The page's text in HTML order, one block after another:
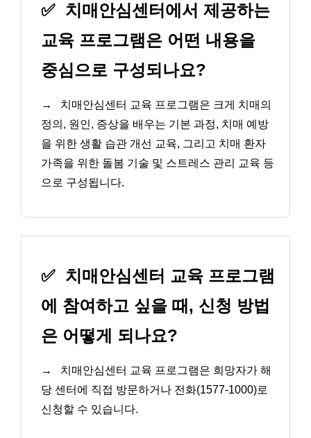
✅ 치매안심센터에서 제공하는
교육 프로그램은 어떤 내용을
중심으로 구성되나요?
→
치매안심센터 교육 프로그램은 크게 치매의
정의, 원인, 증상을 배우는 기본 과정, 치매 예방
을 위한 생활 습관 개선 교육, 그리고 치매 환자
가족을 위한 돌봄 기술 및 스트레스 관리 교육 등
으로 구성됩니다.
✅ 치매안심센터 교육 프로그램
에 참여하고 싶을 때, 신청 방법
은 어떻게 되나요?
→
치매안심센터 교육 프로그램은 희망자가 해
당 센터에 직접 방문하거나 전화(1577-1000)로
신청할 수 있습니다.